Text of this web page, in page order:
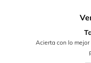
Acierta con lo